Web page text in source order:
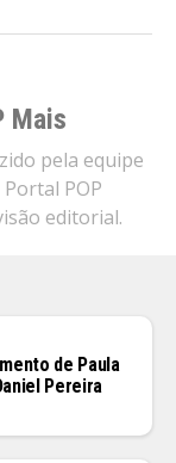
Mais
pela equipe
POP
editorial.
de Paula
Pereira